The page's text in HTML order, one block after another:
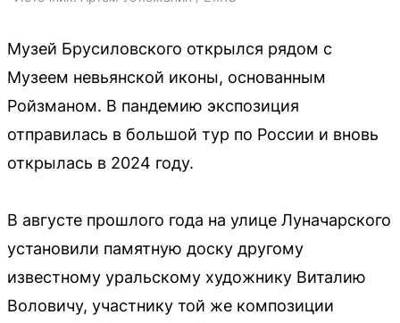
Музей Брусиловского открылся рядом с
Музеем невьянской иконы, основанным
Ройзманом. В пандемию экспозиция
отправилась в большой тур по России и вновь
открылась в 2024 году.
В августе прошлого года на улице Луначарского
установили памятную доску другому
известному уральскому художнику Виталию
Воловичу, участнику той же композиции